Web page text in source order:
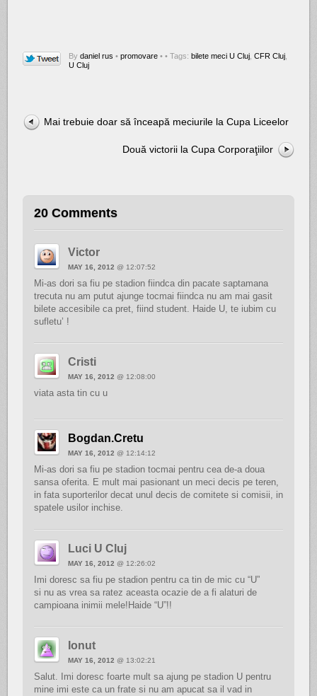
Bydaniel rus • promovare • • Tags: bilete meci U Cluj ,CFR Cluj
U Cluj
Mai trebuie doar să înceapă meciurile la Cupa Liceelor
Două victorii la Cupa Corporaţiilor
20 Comments
Victor
MAY 16, 2012 @ 12:07:52
Mi-as dori sa fiu pe stadion fiindca din pacate saptamana
trecuta nu am putut ajunge tocmai fiindca nu am mai gasit
bilete accesibile ca pret, fiind student. Haide U, te iubim cu
sufletu’ !
Cristi
MAY 16, 2012 @ 12:08:00
viata asta tin cu u
Bogdan.Cretu
MAY 16, 2012 @ 12:14:12
Mi-as dori sa fiu pe stadion tocmai pentru cea de-a doua
sansa oferita. E mult mai pasionant un meci decis pe teren,
in fata suporterilor decat unul decis de comitete si comisii, in
spatele usilor inchise.
Luci U Cluj
MAY 16, 2012 @ 12:26:02
Imi doresc sa fiu pe stadion pentru ca tin de mic cu “U”
si nu as vrea sa ratez aceasta ocazie de a fi alaturi de
campioana inimii mele!Haide “U”!!
Ionut
MAY 16, 2012 @ 13:02:21
Salut. Imi doresc foarte mult sa ajung pe stadion U pentru
mine imi este ca un frate si nu am apucat sa il vad in